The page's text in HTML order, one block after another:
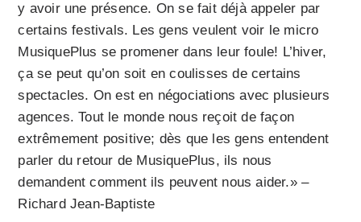
y avoir une présence. On se fait déjà appeler par
certains festivals. Les gens veulent voir le micro
MusiquePlus se promener dans leur foule! L’hiver,
ça se peut qu’on soit en coulisses de certains
spectacles. On est en négociations avec plusieurs
agences. Tout le monde nous reçoit de façon
extrêmement positive; dès que les gens entendent
parler du retour de MusiquePlus, ils nous
demandent comment ils peuvent nous aider.» –
Richard Jean-Baptiste